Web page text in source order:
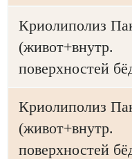
Криолиполиз
(живот+внутр.
поверхностей
Криолиполиз
(живот+внутр.
поверхностей